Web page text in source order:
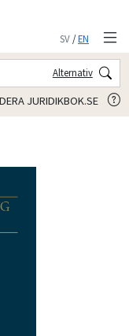
SV/EN
Alternativ
JURIDIKBOK.SE